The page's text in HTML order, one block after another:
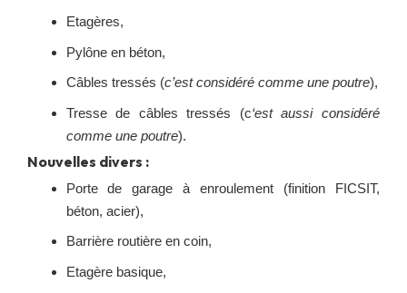
Etagères,
Pylône en béton,
Câbles tressés (c’est considéré comme une poutre),
Tresse de câbles tressés (c‘est aussi considéré
comme une poutre).
Nouvelles divers :
Porte de garage à enroulement (finition FICSIT,
béton, acier),
Barrière routière en coin,
Etagère basique,